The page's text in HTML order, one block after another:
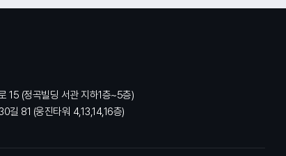
15 (정곡빌딩 서관 지하1층~5층)
길 81 (웅진타워 4,13,14,16층)